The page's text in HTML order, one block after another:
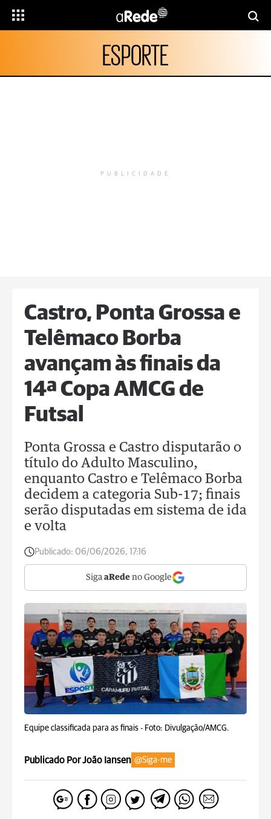
ESPORTE
PUBLICIDADE
Castro, Ponta Grossa e
Telêmaco Borba
avançam às finais da
14ª Copa AMCG de
Futsal
Ponta Grossa e Castro disputarão o
título do Adulto Masculino,
enquanto Castro e Telêmaco Borba
decidem a categoria Sub-17; finais
serão disputadas em sistema de ida
e volta
Publicado: 06/06/2026, 17:16
Siga aRede no Google
Equipe classificada para as finais - Foto: Divulgação/AMCG.
Publicado Por João Iansen @Siga-me